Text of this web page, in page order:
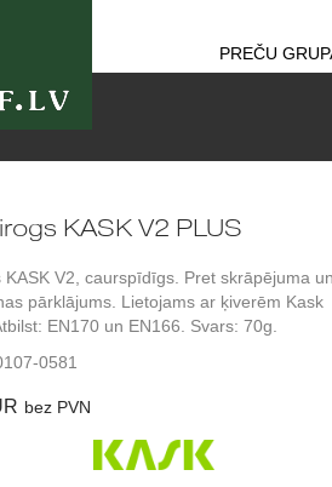
PREČU
KASK V2 PLUS
KASK V2, caurspīdīgs. Pret skrāpējuma
pārklājums. Lietojams ar ķiverēm Kask
EN170 un EN166. Svars: 70g.
0581
bez PVN